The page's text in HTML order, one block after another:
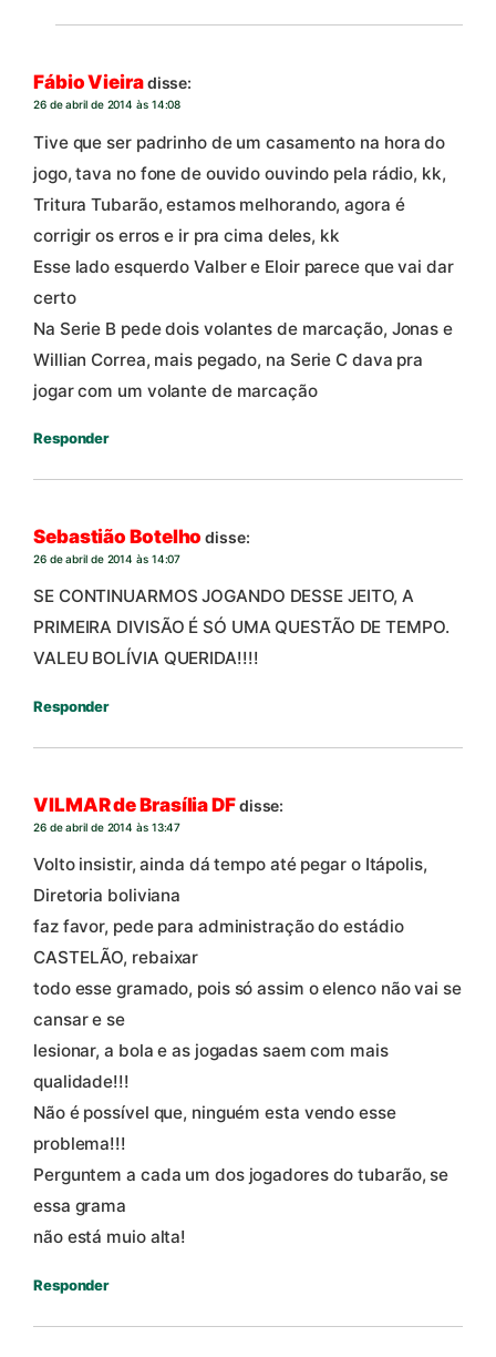
Fábio Vieiradisse:
26 de abril de 2014 às 14:08
Tive que ser padrinho de um casamento na hora do
jogo, tava no fone de ouvido ouvindo pela rádio, kk,
Tritura Tubarão, estamos melhorando, agora é
corrigir os erros e ir pra cima deles, kk
Esse lado esquerdo Valber e Eloir parece que vai dar
certo
Na Serie B pede dois volantes de marcação, Jonas e
Willian Correa, mais pegado, na Serie C dava pra
jogar com um volante de marcação
Responder
Sebastião Botelho disse:
26 de abril de 2014 às 14:07
SE CONTINUARMOS JOGANDO DESSE JEITO, A
PRIMEIRA DIVISÃO É SÓ UMA QUESTÃO DE TEMPO.
VALEU BOLÍVIA QUERIDA!!!!
Responder
VILMAR de Brasília DFdisse:
26 de abril de 2014 às 13:47
Volto insistir, ainda dá tempo até pegar o Itápolis,
Diretoria boliviana
faz favor, pede para administração do estádio
CASTELÃO, rebaixar
todo esse gramado, pois só assim o elenco não vai se
cansar e se
lesionar, a bola e as jogadas saem com mais
qualidade!!!
Não é possível que, ninguém esta vendo esse
problema!!!
Perguntem a cada um dos jogadores do tubarão, se
essa grama
não está muio alta!
Responder